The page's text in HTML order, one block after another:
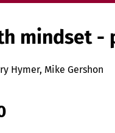
mindset -
Hymer, Mike Gershon